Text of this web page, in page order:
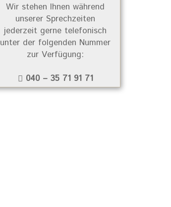
Wir stehen Ihnen während
unserer Sprechzeiten
jederzeit gerne telefonisch
unter der folgenden Nummer
zur Verfügung:
040 – 35 71 91 71